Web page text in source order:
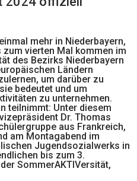
mehr in Niederbayern,
vierten Mal kommen im
des Bezirks Niederbayern
Ländern
um darüber zu
bedeutet und um
zu unternehmen.
teilnimmt: Unter diesem
Dr. Thomas
aus Frankreich,
am Montagabend im
Jugendsozialwerks in
bis zum 3.
SommerAKTIVersität,